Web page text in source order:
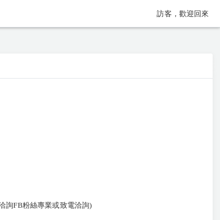
訪客，歡迎回來
詢FB粉絲專業或致電洽詢)